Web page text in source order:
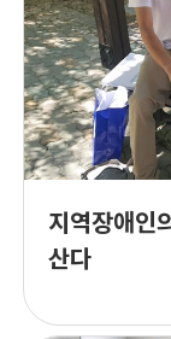
지역장애인
산다